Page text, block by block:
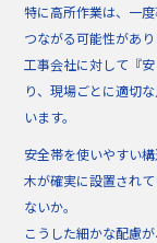
特に高所作業は、一
つながる可能性があ
工事会社に対して『
り、現場ごとに適切
います。
安全帯を使いやすい
木が確実に設置され
ないか。
こうした細かな配慮